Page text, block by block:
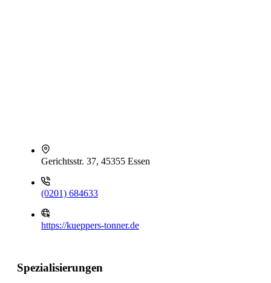
Gerichtsstr. 37, 45355 Essen
(0201) 684633
https://kueppers-tonner.de
Spezialisierungen